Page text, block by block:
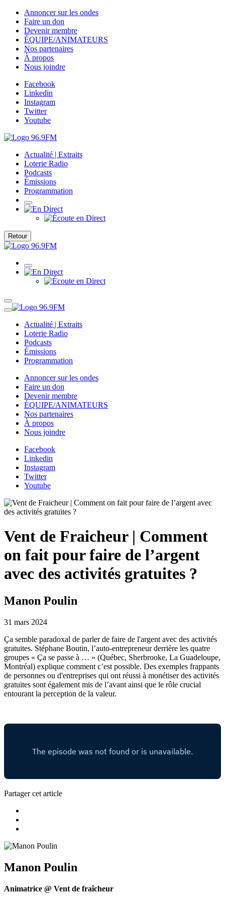
Annoncer sur les ondes
Faire un don
Devenir membre
ÉQUIPE/ANIMATEURS
Nos partenaires
À propos
Nous joindre
Facebook
Linkedin
Instagram
Twitter
Youtube
Actualité | Extraits
Loterie Radio
Podcasts
Émissions
Programmation
Retour
Actualité | Extraits
Loterie Radio
Podcasts
Émissions
Programmation
Annoncer sur les ondes
Faire un don
Devenir membre
ÉQUIPE/ANIMATEURS
Nos partenaires
À propos
Nous joindre
Facebook
Linkedin
Instagram
Twitter
Youtube
Vent de Fraicheur | Comment
on fait pour faire de l’argent
avec des activités gratuites ?
Manon Poulin
31 mars 2024
Ça semble paradoxal de parler de faire de l'argent avec des activités
gratuites. Stéphane Boutin, l’auto-entrepreneur derrière les quatre
groupes « Ça se passe à … » (Québec, Sherbrooke, La Guadeloupe,
Montréal) explique comment c’est possible. Des exemples frappants
de personnes ou d'entreprises qui ont réussi à monétiser des activités
gratuites sont également mis de l’avant ainsi que le rôle crucial
entourant la perception de la valeur.
Partager cet article
Manon Poulin
Animatrice @ Vent de fraîcheur